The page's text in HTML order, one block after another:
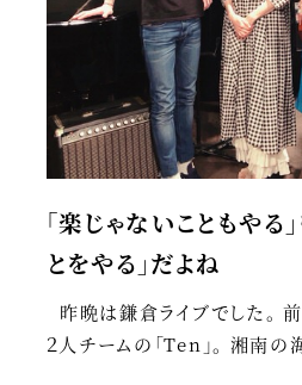
「楽じゃないこともやる
とをやる」だよね
昨晩は鎌倉ライブでした。
２人チームの「Ten」。 湘南